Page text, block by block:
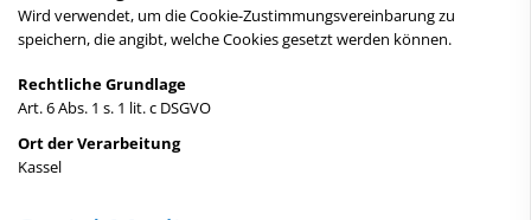
Wird verwendet, um die Cookie-Zustimmungsvereinbarung zu
speichern, die angibt, welche Cookies gesetzt werden können.
Rechtliche Grundlage
Art. 6 Abs. 1 s. 1 lit. c DSGVO
Ort der Verarbeitung
Kassel